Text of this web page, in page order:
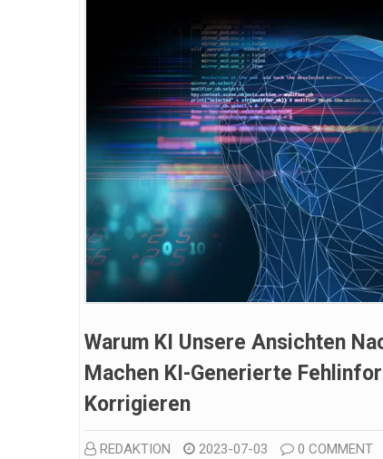
Warum KI Unsere Ansichten
Machen KI-Generierte
Korrigieren
REDAKTION 2023-07-03 0 COMMENT